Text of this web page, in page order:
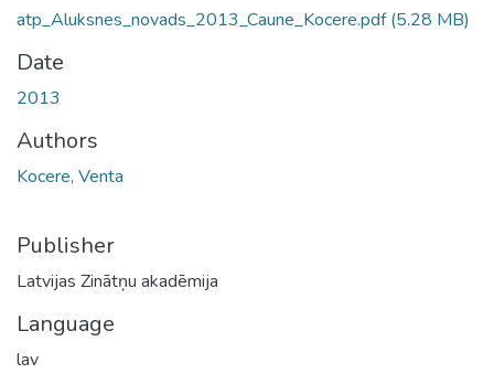
atp_Aluksnes_novads_2013_Caune_Kocere.pdf(5.28 MB)
Date
2013
Authors
Kocere, Venta
Publisher
Latvijas Zinātņu akadēmija
Language
lav